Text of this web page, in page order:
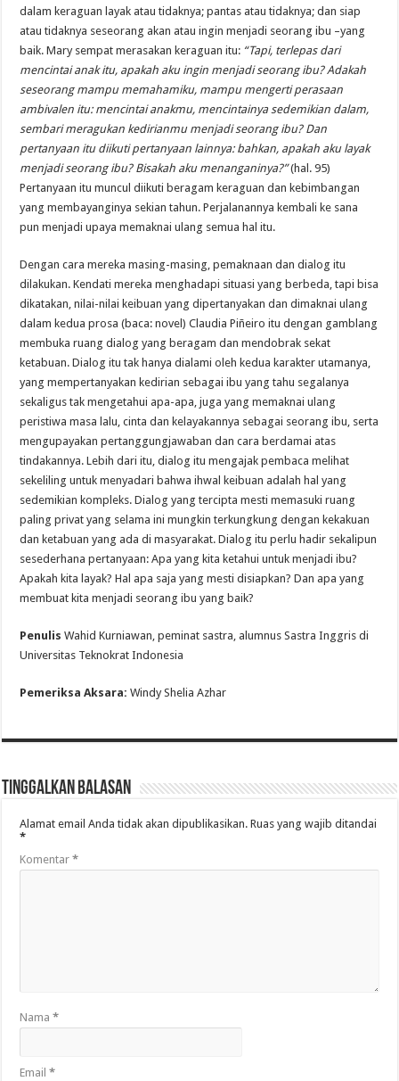
dalam keraguan layak atau tidaknya; pantas atau tidaknya; dan siap
atau tidaknya seseorang akan atau ingin menjadi seorang ibu –yang
baik. Mary sempat merasakan keraguan itu: “Tapi, terlepas dari
mencintai anak itu, apakah aku ingin menjadi seorang ibu? Adakah
seseorang mampu memahamiku, mampu mengerti perasaan
ambivalen itu: mencintai anakmu, mencintainya sedemikian dalam,
sembari meragukan kedirianmu menjadi seorang ibu? Dan
pertanyaan itu diikuti pertanyaan lainnya: bahkan, apakah aku layak
menjadi seorang ibu? Bisakah aku menanganinya?”(hal. 95)
Pertanyaan itu muncul diikuti beragam keraguan dan kebimbangan
yang membayanginya sekian tahun. Perjalanannya kembali ke sana
pun menjadi upaya memaknai ulang semua hal itu.
Dengan cara mereka masing-masing, pemaknaan dan dialog itu
dilakukan. Kendati mereka menghadapi situasi yang berbeda, tapi bisa
dikatakan, nilai-nilai keibuan yang dipertanyakan dan dimaknai ulang
dalam kedua prosa (baca: novel) Claudia Piñeiro itu dengan gamblang
membuka ruang dialog yang beragam dan mendobrak sekat
ketabuan. Dialog itu tak hanya dialami oleh kedua karakter utamanya,
yang mempertanyakan kedirian sebagai ibu yang tahu segalanya
sekaligus tak mengetahui apa-apa, juga yang memaknai ulang
peristiwa masa lalu, cinta dan kelayakannya sebagai seorang ibu, serta
mengupayakan pertanggungjawaban dan cara berdamai atas
tindakannya. Lebih dari itu, dialog itu mengajak pembaca melihat
sekeliling untuk menyadari bahwa ihwal keibuan adalah hal yang
sedemikian kompleks. Dialog yang tercipta mesti memasuki ruang
paling privat yang selama ini mungkin terkungkung dengan kekakuan
dan ketabuan yang ada di masyarakat. Dialog itu perlu hadir sekalipun
sesederhana pertanyaan: Apa yang kita ketahui untuk menjadi ibu?
Apakah kita layak? Hal apa saja yang mesti disiapkan? Dan apa yang
membuat kita menjadi seorang ibu yang baik?
PenulisWahid Kurniawan, peminat sastra, alumnus Sastra Inggris di
Universitas Teknokrat Indonesia
Pemeriksa Aksara:Windy Shelia Azhar
Tinggalkan Balasan
Alamat email Anda tidak akan dipublikasikan. Ruas yang wajib ditandai
*
Komentar*
Nama*
Email*